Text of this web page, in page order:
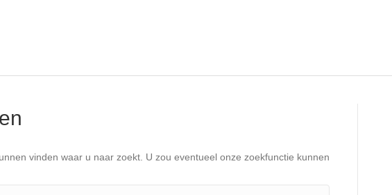
vinden waar u naar zoekt. U zou eventueel onze zoekfunctie kunnen